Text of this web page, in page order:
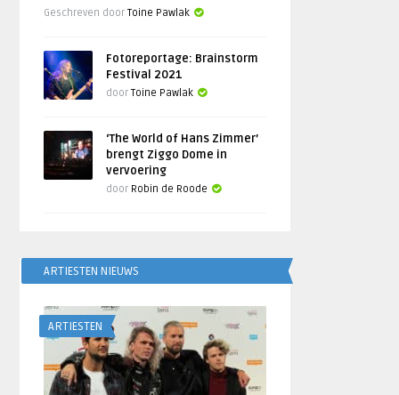
Geschreven doorToine Pawlak
Fotoreportage: Brainstorm
Festival 2021
doorToine Pawlak
‘The World of Hans Zimmer’
brengt Ziggo Dome in
vervoering
door Robin de Roode
ARTIESTEN NIEUWS
ARTIESTEN